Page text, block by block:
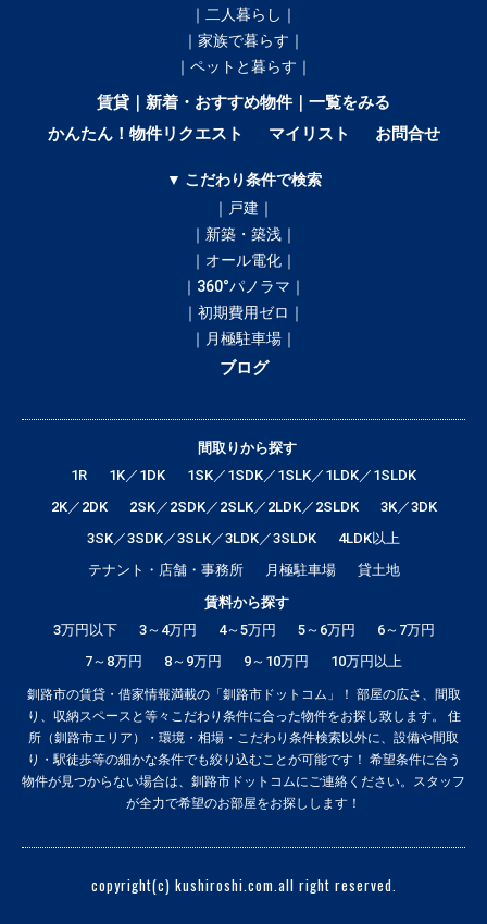
｜二人暮らし｜
｜家族で暮らす｜
｜ペットと暮らす｜
賃貸｜新着・おすすめ物件｜一覧をみる
かんたん！物件リクエスト
マイリスト お問合せ
▼ こだわり条件で検索
｜戸建｜
｜新築・築浅｜
｜オール電化｜
｜360°パノラマ｜
｜初期費用ゼロ｜
｜月極駐車場｜
ブログ
間取りから探す
1R
1K／1DK
1SK／1SDK／1SLK／1LDK／1SLDK
2K／2DK
2SK／2SDK／2SLK／2LDK／2SLDK
3K／3DK
3SK／3SDK／3SLK／3LDK／3SLDK
4LDK以上
テナント・店舗・事務所
月極駐車場
貸土地
賃料から探す
3万円以下
3～4万円 4～5万円 5～6万円
6～7万円
7～8万円
8～9万円 9～10万円 10万円以上
釧路市の賃貸・借家情報満載の「釧路市ドットコム」！ 部屋の広さ、間取
り、収納スペースと等々こだわり条件に合った物件をお探し致します。 住
所（釧路市エリア）・環境・相場・こだわり条件検索以外に、設備や間取
り・駅徒歩等の細かな条件でも絞り込むことが可能です！ 希望条件に合う
物件が見つからない場合は、釧路市ドットコムにご連絡ください。スタッフ
が全力で希望のお部屋をお探しします！
copyright(c) kushiroshi.com.all right reserved.